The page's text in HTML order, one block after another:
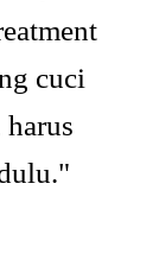
cuci